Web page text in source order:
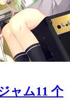
ャム11 个